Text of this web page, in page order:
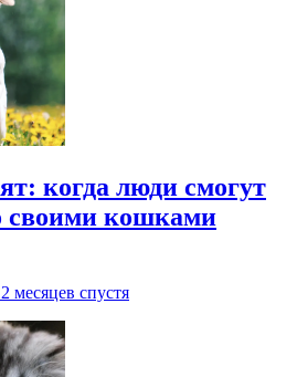
когда люди смогут
своими кошками
месяцев спустя